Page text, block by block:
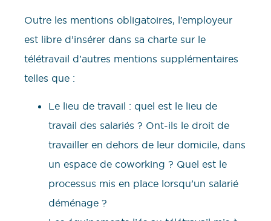
Outre les mentions obligatoires, l’employeur
est libre d’insérer dans sa charte sur le
télétravail d’autres mentions supplémentaires
telles que :
Le lieu de travail : quel est le lieu de
travail des salariés ? Ont-ils le droit de
travailler en dehors de leur domicile, dans
un espace de coworking ? Quel est le
processus mis en place lorsqu’un salarié
déménage ?